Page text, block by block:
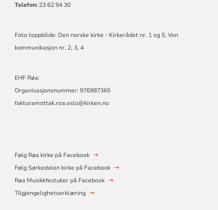
Telefon:23 62 94 30
Foto toppbilde: Den norske kirke - Kirkerådet nr. 1 og 5, Von
kommunikasjon nr. 2, 3, 4
EHF Røa:
Organisasjonsnummer: 976987365
fakturamottak.roa.oslo@kirken.no
Følg Røa kirke på Facebook
Følg Sørkedalen kirke på Facebook
Røa Musikkfestuker på Facebook
Tilgjengelighetserklæring